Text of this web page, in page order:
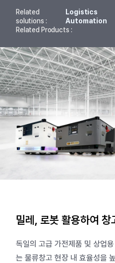
Related
solutions :
Logistics
Automation
Related Products :
밀레, 로봇 활용하여 창
독일의 고급 가전제품 및 상업
는 물류창고 현장 내 효율성을